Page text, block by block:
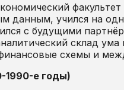
факультет
данным, учился на
с будущими
склад
схемы и
1990-е годы)